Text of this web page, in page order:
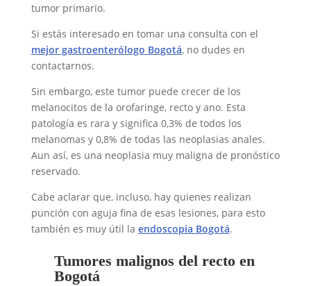
tumor primario.
Si estás interesado en tomar una consulta con el
mejor gastroenterólogo Bogotá, no dudes en
contactarnos.
Sin embargo, este tumor puede crecer de los
melanocitos de la orofaringe, recto y ano. Esta
patología es rara y significa 0,3% de todos los
melanomas y 0,8% de todas las neoplasias anales.
Aun así, es una neoplasia muy maligna de pronóstico
reservado.
Cabe aclarar que, incluso, hay quienes realizan
punción con aguja fina de esas lesiones, para esto
también es muy útil la endoscopia Bogotá.
Tumores malignos del recto en
Bogotá